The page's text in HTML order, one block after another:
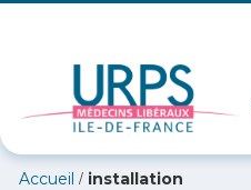
Accueil / installation